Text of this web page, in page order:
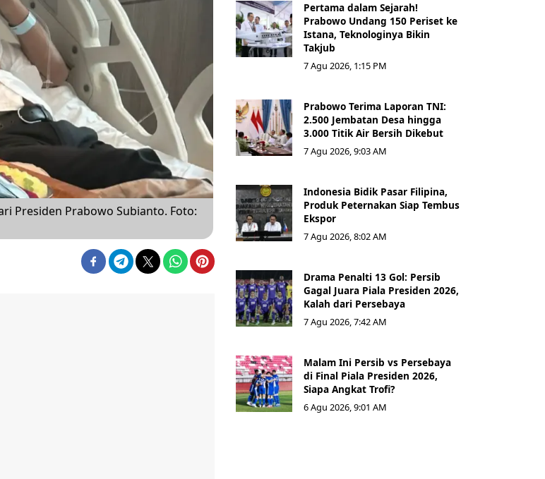
Presiden Prabowo Subianto. Foto:
Pertama dalam Sejarah!
Prabowo Undang 150 Periset ke
Istana, Teknologinya Bikin
Takjub
7 Agu 2026, 1:15 PM
Prabowo Terima Laporan TNI:
2.500 Jembatan Desa hingga
3.000 Titik Air Bersih Dikebut
7 Agu 2026, 9:03 AM
Indonesia Bidik Pasar Filipina,
Produk Peternakan Siap Tembus
Ekspor
7 Agu 2026, 8:02 AM
Drama Penalti 13 Gol: Persib
Gagal Juara Piala Presiden 2026,
Kalah dari Persebaya
7 Agu 2026, 7:42 AM
Malam Ini Persib vs Persebaya
di Final Piala Presiden 2026,
Siapa Angkat Trofi?
6 Agu 2026, 9:01 AM